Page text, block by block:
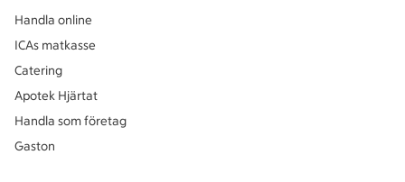
Handla online
ICAs matkasse
Catering
Apotek Hjärtat
Handla som företag
Gaston